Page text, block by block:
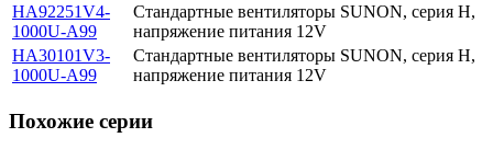
HA92251V4-
1000U-A99
Стандартные вентиляторы SUNON, серия H,
напряжение питания 12V
HA30101V3-
1000U-A99
Стандартные вентиляторы SUNON, серия H,
напряжение питания 12V
Похожие серии